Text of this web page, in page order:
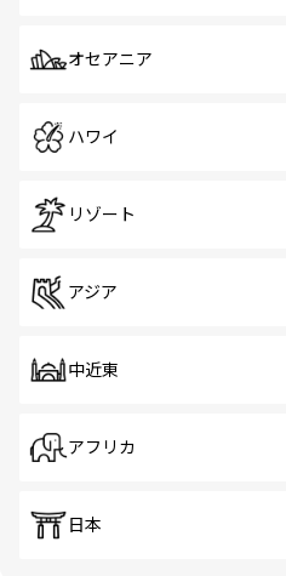
オセアニア
ハワイ
リゾート
アジア
中近東
アフリカ
日本